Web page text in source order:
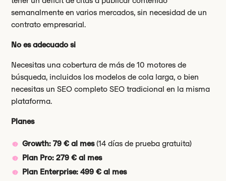
semanalmente en varios mercados, sin necesidad de un
contrato empresarial.
No es adecuado si
Necesitas una cobertura de más de 10 motores de
búsqueda, incluidos los modelos de cola larga, o bien
necesitas un SEO completo SEO tradicional en la misma
plataforma.
Planes
Growth: 79 € al mes(14 días de prueba gratuita)
Plan Pro: 279 € al mes
Plan Enterprise: 499 € al mes